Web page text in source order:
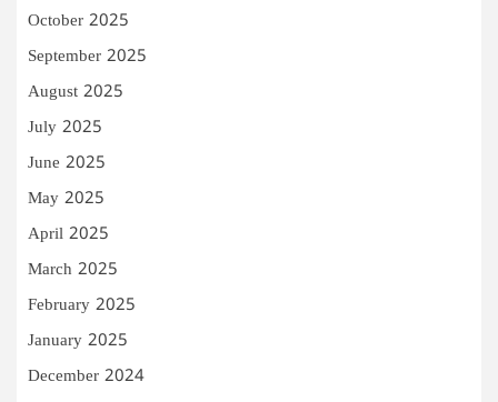
October 2025
September 2025
August 2025
July 2025
June 2025
May 2025
April 2025
March 2025
February 2025
January 2025
December 2024